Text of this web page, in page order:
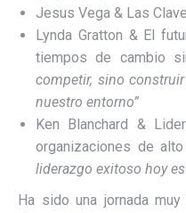
Jesus Vega & Las
Lynda Gratton & El
tiempos de cambio
competir, sino
nuestro entorno”
Ken Blanchard &
organizaciones de
liderazgo exitoso hoy
Ha sido una jornada